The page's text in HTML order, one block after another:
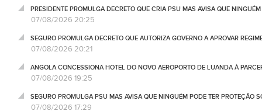
PRESIDENTE PROMULGA DECRETO QUE CRIA PSU MAS AVISA QUE
07/08/2026 20:25
SEGURO PROMULGA DECRETO QUE AUTORIZA GOVERNO A APROVAR
07/08/2026 20:21
ANGOLA CONCESSIONA HOTEL DO NOVO AEROPORTO DE LUANDA À
07/08/2026 19:25
SEGURO PROMULGA PSU MAS AVISA QUE NINGUÉM PODE TER PROTEÇÃO
07/08/2026 17:29